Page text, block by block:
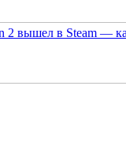
2 вышел в Steam —